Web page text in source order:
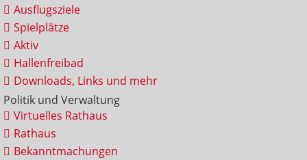
Ausflugsziele
Spielplätze
Aktiv
Hallenfreibad
Downloads, Links und mehr
Politik und Verwaltung
Virtuelles Rathaus
Rathaus
Bekanntmachungen